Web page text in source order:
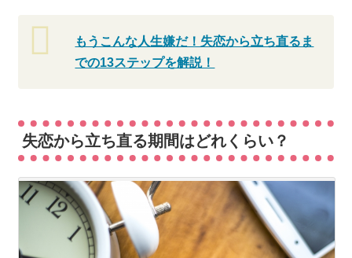
もうこんな人生嫌だ！失恋から立ち直るま
での13ステップを解説！
失恋から立ち直る期間はどれくらい？